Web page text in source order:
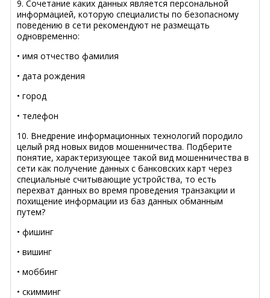
9. Сочетание каких данных является персональной
информацией, которую специалисты по безопасному
поведению в сети рекомендуют не размещать
одновременно:
• имя отчество фамилия
• дата рождения
• город
• телефон
10. Внедрение информационных технологий породило
целый ряд новых видов мошенничества. Подберите
понятие, характеризующее такой вид мошенничества в
сети как получение данных с банковских карт через
специальные считывающие устройства, то есть
перехват данных во время проведения транзакции и
похищение информации из баз данных обманным
путем?
• фишинг
• вишинг
• моббинг
• скимминг